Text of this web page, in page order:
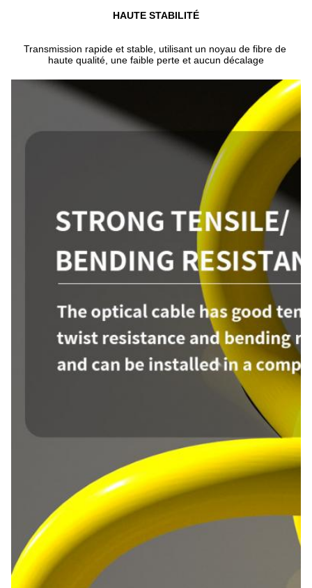
HAUTE STABILITÉ
Transmission rapide et stable, utilisant un noyau de fibre de
haute qualité, une faible perte et aucun décalage